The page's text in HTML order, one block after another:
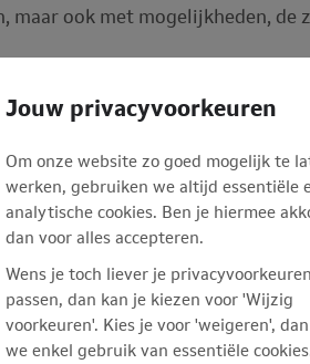
ook met mogelijkheden, de
job voor voldoende informatie,
uitgaat naar het onthaal van
er o.a. uitleg gegeven worden
werkpost en de
en ook het onderhoud
beschermingsbrillen en
gezondheidstoezicht bij:
Jouw privacyvoorkeuren
Om onze website zo goed mogelijk te
werken, gebruiken we altijd essentiële
analytische cookies. Ben je hiermee
dan voor alles accepteren.
Wens je toch liever je
passen, dan kan je kiezen voor 'Wijzig
voorkeuren'. Kies je voor 'weigeren',
we enkel gebruik van essentiële